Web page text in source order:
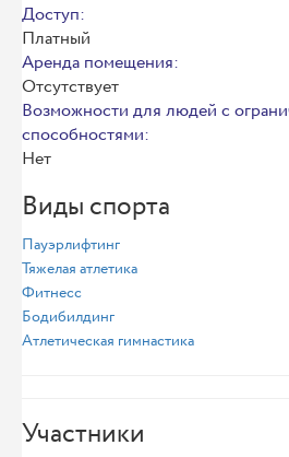
Доступ:
Платный
Аренда помещения:
Отсутствует
Возможности для людей с
способностями:
Нет
Виды спорта
Пауэрлифтинг
Тяжелая атлетика
Фитнесс
Бодибилдинг
Атлетическая гимнастика
Участники